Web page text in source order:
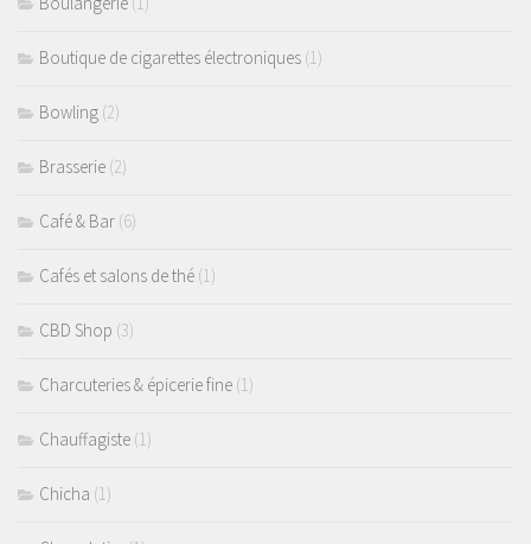
Boutique de cigarettes électroniques (1)
Bowling (2)
Brasserie (2)
Café & Bar (6)
Cafés et salons de thé (1)
CBD Shop (3)
Charcuteries & épicerie fine (1)
Chauffagiste (1)
Chicha (1)